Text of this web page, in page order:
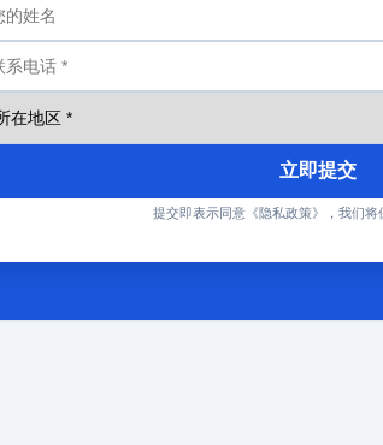
立即提交
提交即表示同意《隐私政策》，我们将